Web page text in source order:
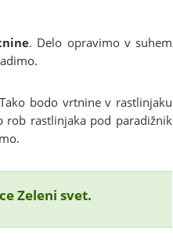
. Delo opravimo v suhem
bodo vrtnine v rastlinjaku
rob rastlinjaka pod paradižnik
Zeleni svet.